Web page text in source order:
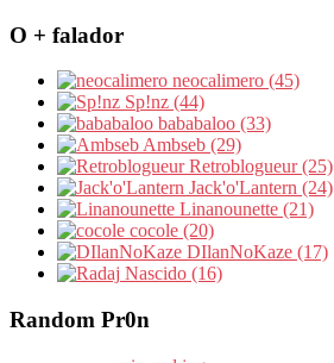
O + falador
neocalimero (45)
Sp!nz (44)
bababaloo (33)
Ambseb (29)
Retroblogueur (25)
Jack'o'Lantern (24)
Linanounette (21)
cocole (20)
DIlanNoKaze (17)
Nascido (16)
Random Pr0n